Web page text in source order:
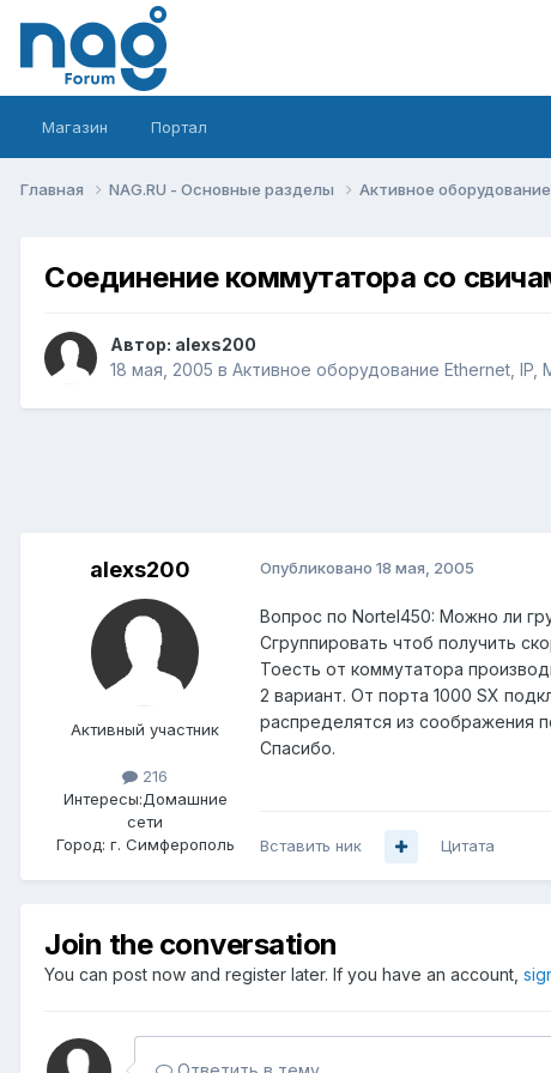
Магазин Портал
Главная NAG.RU - Основные разделы Активное оборудование
Соединение коммутатора со
Автор: alexs200
18 мая, 2005 в Активное оборудование Ethernet, IP,
alexs200
Активный участник
216
Интересы:Домашние
сети
Город: г. Симферополь
Опубликовано 18 мая, 2005
Вопрос по Nortel450: Можно ли
Сгруппировать чтоб получить
Тоесть от коммутатора
2 вариант. От порта 1000 SX
распределятся из соображения
Спасибо.
Вставить ник Цитата
Join the conversation
You can post now and register later. If you have an account,